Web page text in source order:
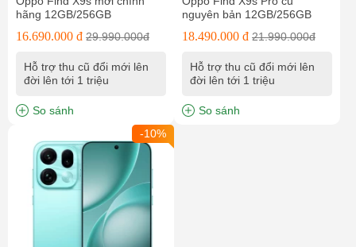
hãng 12GB/256GB
16.690.000 đ 29.990.000đ
Hỗ trợ thu cũ đổi mới lên
đời lên tới 1 triệu
So sánh
nguyên bản 12GB/256GB
18.490.000 đ 21.990.000đ
Hỗ trợ thu cũ đổi mới lên
đời lên tới 1 triệu
So sánh
-10%